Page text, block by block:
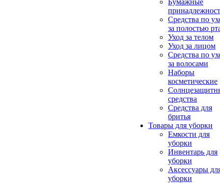
Бумажные
Средства по
за полостью
Уход за телом
Уход за лицом
Средства по
за волосами
Наборы
косметические
средства
Средства для
бритья
Товары для уборки
Емкости для
уборки
Инвентарь для
уборки
Аксессуары
уборки